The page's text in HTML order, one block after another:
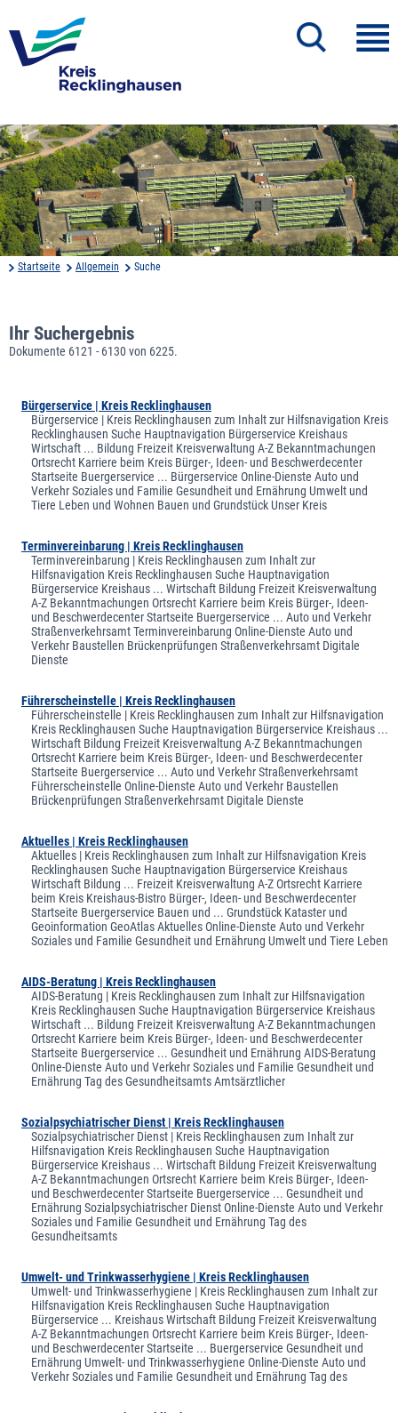
Startseite Allgemein Suche
Ihr Suchergebnis
Dokumente 6121 - 6130 von 6225.
Bürgerservice | Kreis Recklinghausen
Bürgerservice | Kreis Recklinghausen zum Inhalt zur Hilfsnavigation Kreis
Recklinghausen Suche Hauptnavigation Bürgerservice Kreishaus
Wirtschaft ... Bildung Freizeit Kreisverwaltung A-Z Bekanntmachungen
Ortsrecht Karriere beim Kreis Bürger-, Ideen- und Beschwerdecenter
Startseite Buergerservice ... Bürgerservice Online-Dienste Auto und
Verkehr Soziales und Familie Gesundheit und Ernährung Umwelt und
Tiere Leben und Wohnen Bauen und Grundstück Unser Kreis
Terminvereinbarung | Kreis Recklinghausen
Terminvereinbarung | Kreis Recklinghausen zum Inhalt zur
Hilfsnavigation Kreis Recklinghausen Suche Hauptnavigation
Bürgerservice Kreishaus ... Wirtschaft Bildung Freizeit Kreisverwaltung
A-Z Bekanntmachungen Ortsrecht Karriere beim Kreis Bürger-, Ideen-
und Beschwerdecenter Startseite Buergerservice ... Auto und Verkehr
Straßenverkehrsamt Terminvereinbarung Online-Dienste Auto und
Verkehr Baustellen Brückenprüfungen Straßenverkehrsamt Digitale
Dienste
Führerscheinstelle | Kreis Recklinghausen
Führerscheinstelle | Kreis Recklinghausen zum Inhalt zur Hilfsnavigation
Kreis Recklinghausen Suche Hauptnavigation Bürgerservice Kreishaus ...
Wirtschaft Bildung Freizeit Kreisverwaltung A-Z Bekanntmachungen
Ortsrecht Karriere beim Kreis Bürger-, Ideen- und Beschwerdecenter
Startseite Buergerservice ... Auto und Verkehr Straßenverkehrsamt
Führerscheinstelle Online-Dienste Auto und Verkehr Baustellen
Brückenprüfungen Straßenverkehrsamt Digitale Dienste
Aktuelles | Kreis Recklinghausen
Aktuelles | Kreis Recklinghausen zum Inhalt zur Hilfsnavigation Kreis
Recklinghausen Suche Hauptnavigation Bürgerservice Kreishaus
Wirtschaft Bildung ... Freizeit Kreisverwaltung A-Z Ortsrecht Karriere
beim Kreis Kreishaus-Bistro Bürger-, Ideen- und Beschwerdecenter
Startseite Buergerservice Bauen und ... Grundstück Kataster und
Geoinformation GeoAtlas Aktuelles Online-Dienste Auto und Verkehr
Soziales und Familie Gesundheit und Ernährung Umwelt und Tiere Leben
AIDS-Beratung | Kreis Recklinghausen
AIDS-Beratung | Kreis Recklinghausen zum Inhalt zur Hilfsnavigation
Kreis Recklinghausen Suche Hauptnavigation Bürgerservice Kreishaus
Wirtschaft ... Bildung Freizeit Kreisverwaltung A-Z Bekanntmachungen
Ortsrecht Karriere beim Kreis Bürger-, Ideen- und Beschwerdecenter
Startseite Buergerservice ... Gesundheit und Ernährung AIDS-Beratung
Online-Dienste Auto und Verkehr Soziales und Familie Gesundheit und
Ernährung Tag des Gesundheitsamts Amtsärztlicher
Sozialpsychiatrischer Dienst | Kreis Recklinghausen
Sozialpsychiatrischer Dienst | Kreis Recklinghausen zum Inhalt zur
Hilfsnavigation Kreis Recklinghausen Suche Hauptnavigation
Bürgerservice Kreishaus ... Wirtschaft Bildung Freizeit Kreisverwaltung
A-Z Bekanntmachungen Ortsrecht Karriere beim Kreis Bürger-, Ideen-
und Beschwerdecenter Startseite Buergerservice ... Gesundheit und
Ernährung Sozialpsychiatrischer Dienst Online-Dienste Auto und Verkehr
Soziales und Familie Gesundheit und Ernährung Tag des
Gesundheitsamts
Umwelt- und Trinkwasserhygiene | Kreis Recklinghausen
Umwelt- und Trinkwasserhygiene | Kreis Recklinghausen zum Inhalt zur
Hilfsnavigation Kreis Recklinghausen Suche Hauptnavigation
Bürgerservice ... Kreishaus Wirtschaft Bildung Freizeit Kreisverwaltung
A-Z Bekanntmachungen Ortsrecht Karriere beim Kreis Bürger-, Ideen-
und Beschwerdecenter Startseite ... Buergerservice Gesundheit und
Ernährung Umwelt- und Trinkwasserhygiene Online-Dienste Auto und
Verkehr Soziales und Familie Gesundheit und Ernährung Tag des